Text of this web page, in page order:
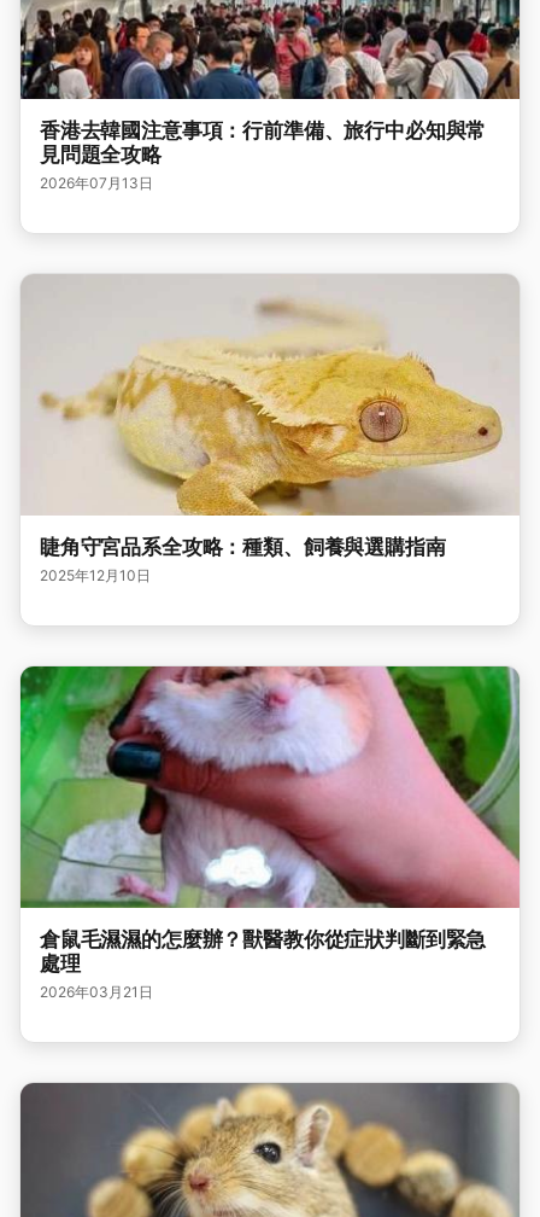
香港去韓國注意事項：行前準備、旅行中必知與常
見問題全攻略
2026年07月13日
睫角守宮品系全攻略：種類、飼養與選購指南
2025年12月10日
倉鼠毛濕濕的怎麼辦？獸醫教你從症狀判斷到緊急
處理
2026年03月21日